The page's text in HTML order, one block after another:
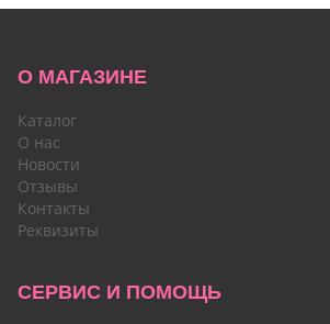
О МАГАЗИНЕ
Каталог
О нас
Новости
Отзывы
Контакты
Реквизиты
СЕРВИС И ПОМОЩЬ